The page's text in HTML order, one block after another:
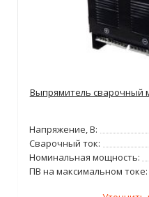
Выпрямитель сварочный
Напряжение, В:
Сварочный ток:
Номинальная мощность:
ПВ на максимальном токе: